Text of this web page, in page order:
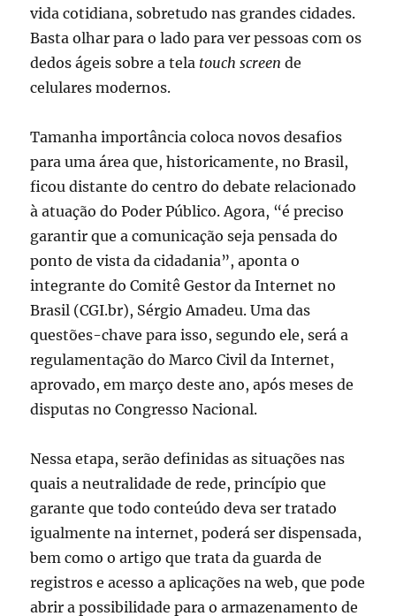
vida cotidiana, sobretudo nas grandes cidades.
Basta olhar para o lado para ver pessoas com os
dedos ágeis sobre a tela touch screen de
celulares modernos.
Tamanha importância coloca novos desafios
para uma área que, historicamente, no Brasil,
ficou distante do centro do debate relacionado
à atuação do Poder Público. Agora, “é preciso
garantir que a comunicação seja pensada do
ponto de vista da cidadania”, aponta o
integrante do Comitê Gestor da Internet no
Brasil (CGI.br), Sérgio Amadeu. Uma das
questões-chave para isso, segundo ele, será a
regulamentação do Marco Civil da Internet,
aprovado, em março deste ano, após meses de
disputas no Congresso Nacional.
Nessa etapa, serão definidas as situações nas
quais a neutralidade de rede, princípio que
garante que todo conteúdo deva ser tratado
igualmente na internet, poderá ser dispensada,
bem como o artigo que trata da guarda de
registros e acesso a aplicações na web, que pode
abrir a possibilidade para o armazenamento de